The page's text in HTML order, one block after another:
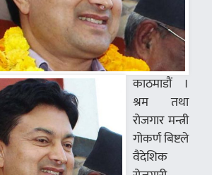
काठमाडौं ।
श्रम तथा
रोजगार मन्त्री
गोकर्ण बिष्टले
वैदेशिक